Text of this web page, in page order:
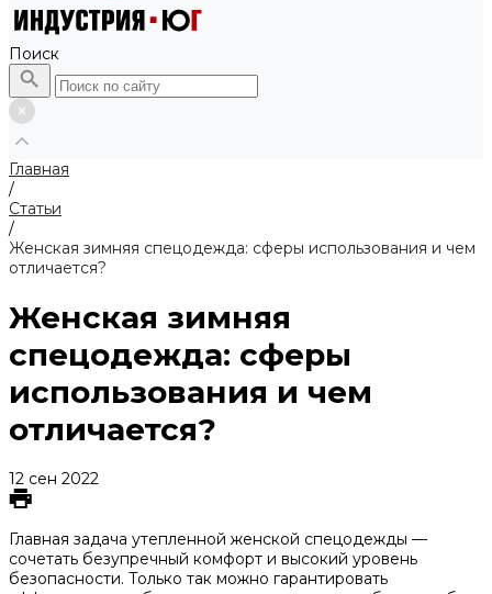
Поиск
Главная
/
Статьи
/
Женская зимняя спецодежда: сферы использования и чем
отличается?
Женская зимняя
спецодежда: сферы
использования и чем
отличается?
12 сен 2022
Главная задача утепленной женской спецодежды —
сочетать безупречный комфорт и высокий уровень
безопасности. Только так можно гарантировать